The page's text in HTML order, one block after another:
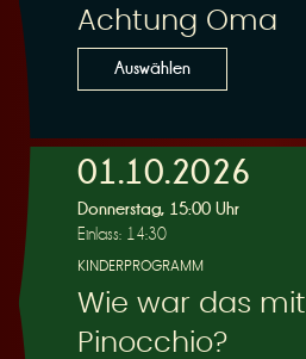
e
s
Achtung Oma
Auswählen
01.10.2026
Donnerstag, 15:00 Uhr
Einlass: 14:30
KINDERPROGRAMM
Wie war das mit
Pinocchio?